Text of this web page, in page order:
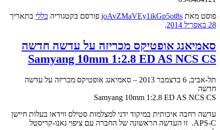
פוסט מאת joAvZMaVEy1ikGp5ot8s פורסם בקטגוריה כללי בתאריך
28 באפריל 2014
.
סאמיאנג אופטיקס מכריזה על עדשה חדשה
Samyang 10mm 1:2.8 ED AS NCS CS
תל-אביב, 6 בדצמבר 2013 – סאמיאנג אופטיקס מכריזה על עדשה
חדשה
Samyang 10mm 1:2.8 ED AS NCS CS
עדשה רחבה איכותית במיקוד ידני למצלמות סטילס ווידאו בעלות חיישן
APS-C. זו העדשה הראשונה של החברה עם ציפוי נאנו-קריסטל